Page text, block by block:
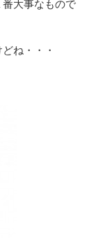
大事なもので
ね・・・